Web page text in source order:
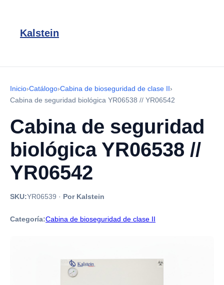
Kalstein
Inicio›Catálogo›Cabina de bioseguridad de clase II›
Cabina de seguridad biológica YR06538 // YR06542
Cabina de seguridad
biológica YR06538 //
YR06542
SKU:YR06539 · Por Kalstein
Categoría:Cabina de bioseguridad de clase II